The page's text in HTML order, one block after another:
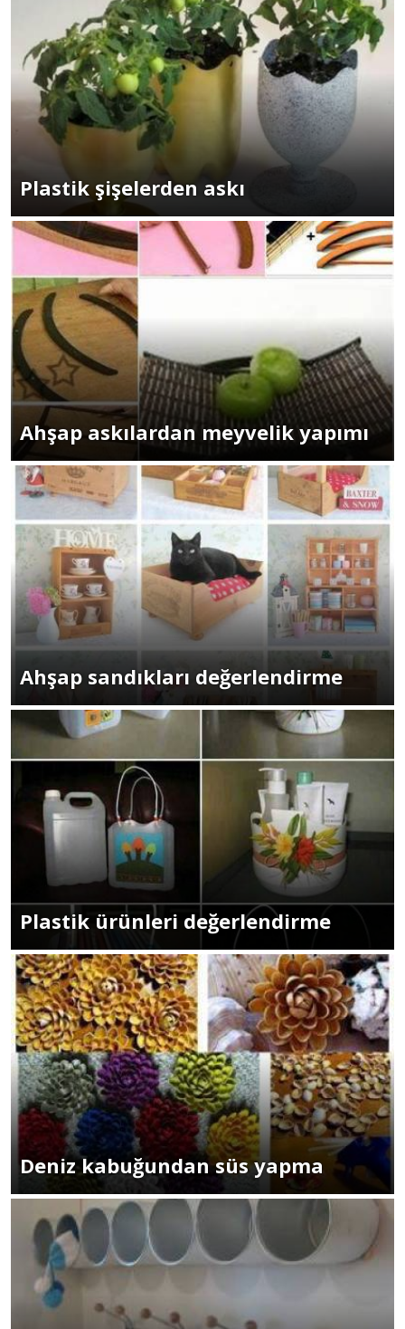
Plastik şişelerden askı
Ahşap askılardan meyvelik yapımı
Ahşap sandıkları değerlendirme
Plastik ürünleri değerlendirme
Deniz kabuğundan süs yapma